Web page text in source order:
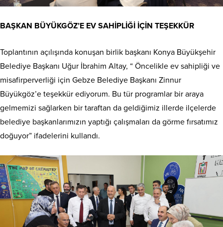
BAŞKAN BÜYÜKGÖZ’E EV SAHİPLİĞİ İÇİN TEŞEKKÜR
Toplantının açılışında konuşan birlik başkanı Konya Büyükşehir
Belediye Başkanı Uğur İbrahim Altay, “ Öncelikle ev sahipliği ve
misafirperverliği için Gebze Belediye Başkanı Zinnur
Büyükgöz’e teşekkür ediyorum. Bu tür programlar bir araya
gelmemizi sağlarken bir taraftan da geldiğimiz illerde ilçelerde
belediye başkanlarımızın yaptığı çalışmaları da görme fırsatımız
doğuyor” ifadelerini kullandı.